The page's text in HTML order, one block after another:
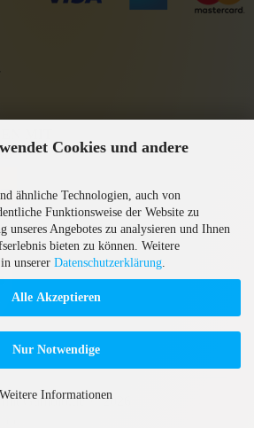
Cookies und andere
ähnliche Technologien, auch von
Funktionsweise der Website zu
unseres Angebotes zu analysieren und Ihnen
bieten zu können. Weitere
unserer Datenschutzerklärung
Alle Akzeptieren
Nur Notwendige
Weitere Informationen
mit Gambio.de © 2026